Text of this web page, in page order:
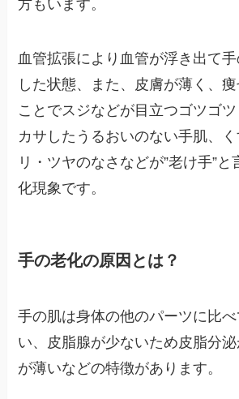
方もいます。
血管拡張により血管が浮き出て
した状態、また、皮膚が薄く、
ことでスジなどが目立つゴツゴ
カサしたうるおいのない手肌、
リ・ツヤのなさなどが”老け手”
化現象です。
手の老化の原因とは？
手の肌は身体の他のパーツに比
い、皮脂腺が少ないため皮脂分
が薄いなどの特徴があります。